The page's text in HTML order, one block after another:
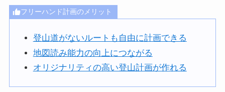
フリーハンド計画のメリット
登山道がないルートも自由に計画できる
地図読み能力の向上につながる
オリジナリティの高い登山計画が作れる